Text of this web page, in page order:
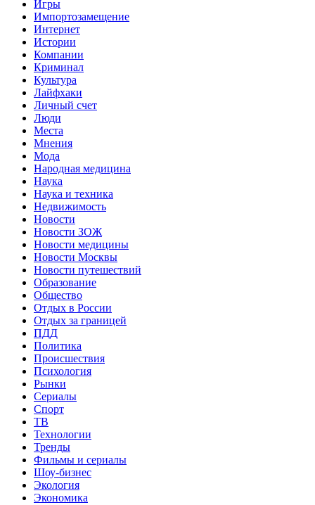
Игры
Импортозамещение
Интернет
Истории
Компании
Криминал
Культура
Лайфхаки
Личный счет
Люди
Места
Мнения
Мода
Народная медицина
Наука
Наука и техника
Недвижимость
Новости
Новости ЗОЖ
Новости медицины
Новости Москвы
Новости путешествий
Образование
Общество
Отдых в России
Отдых за границей
ПДД
Политика
Происшествия
Психология
Рынки
Сериалы
Спорт
ТВ
Технологии
Тренды
Фильмы и сериалы
Шоу-бизнес
Экология
Экономика